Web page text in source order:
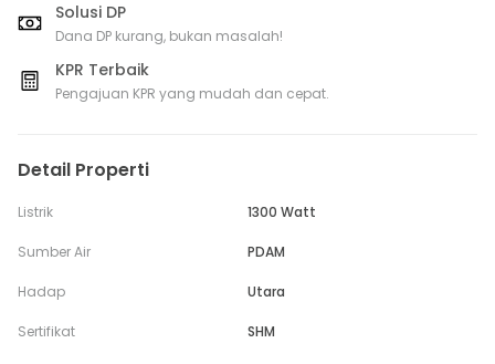
Solusi DP
Dana DP kurang, bukan masalah!
KPR Terbaik
Pengajuan KPR yang mudah dan cepat.
Detail Properti
Listrik 1300 Watt
Sumber Air PDAM
Hadap Utara
Sertifikat SHM